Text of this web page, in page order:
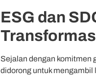
ESG dan
Sejalan dengan komitmen
didorong untuk mengambil